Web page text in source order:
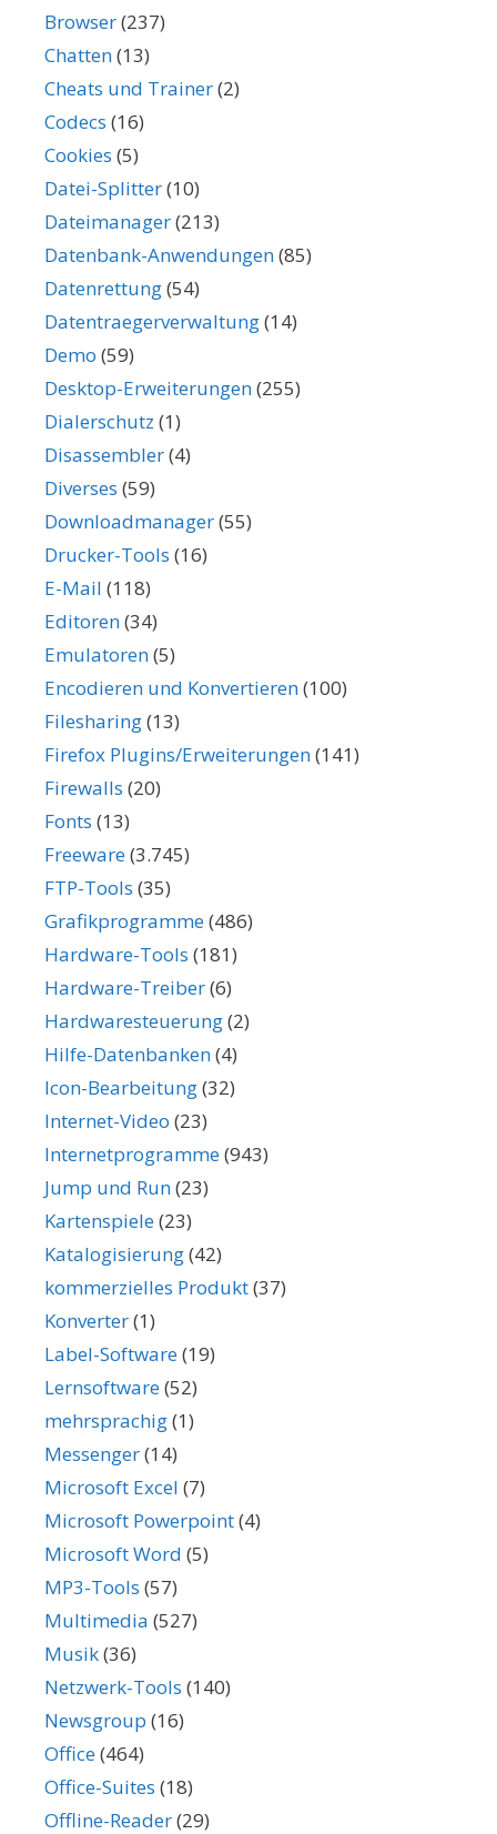
Browser(237)
Chatten(13)
Cheats und Trainer(2)
Codecs (16)
Cookies (5)
Datei-Splitter(10)
Dateimanager(213)
Datenbank-Anwendungen(85)
Datenrettung(54)
Datentraegerverwaltung(14)
Demo (59)
Desktop-Erweiterungen(255)
Dialerschutz (1)
Disassembler(4)
Diverses (59)
Downloadmanager(55)
Drucker-Tools (16)
E-Mail (118)
Editoren(34)
Emulatoren(5)
Encodieren und Konvertieren(100)
Filesharing(13)
Firefox Plugins/Erweiterungen(141)
Firewalls (20)
Fonts (13)
Freeware(3.745)
FTP-Tools (35)
Grafikprogramme(486)
Hardware-Tools (181)
Hardware-Treiber(6)
Hardwaresteuerung(2)
Hilfe-Datenbanken(4)
Icon-Bearbeitung(32)
Internet-Video (23)
Internetprogramme(943)
Jump und Run(23)
Kartenspiele(23)
Katalogisierung(42)
kommerzielles Produkt(37)
Konverter(1)
Label-Software(19)
Lernsoftware(52)
mehrsprachig(1)
Messenger(14)
Microsoft Excel (7)
Microsoft Powerpoint(4)
Microsoft Word (5)
MP3-Tools (57)
Multimedia (527)
Musik(36)
Netzwerk-Tools (140)
Newsgroup (16)
Office(464)
Office-Suites (18)
Offline-Reader(29)